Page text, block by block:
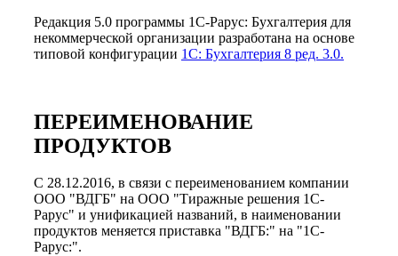
Редакция 5.0 программы 1С-Рарус: Бухгалтерия для
некоммерческой организации разработана на основе
типовой конфигурации 1С: Бухгалтерия 8 ред. 3.0.
ПЕРЕИМЕНОВАНИЕ
ПРОДУКТОВ
С 28.12.2016, в связи с переименованием компании
ООО "ВДГБ" на ООО "Тиражные решения 1С-
Рарус" и унификацией названий, в наименовании
продуктов меняется приставка "ВДГБ:" на "1С-
Рарус:".